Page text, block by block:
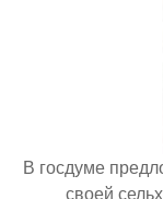
В госдуме
своей